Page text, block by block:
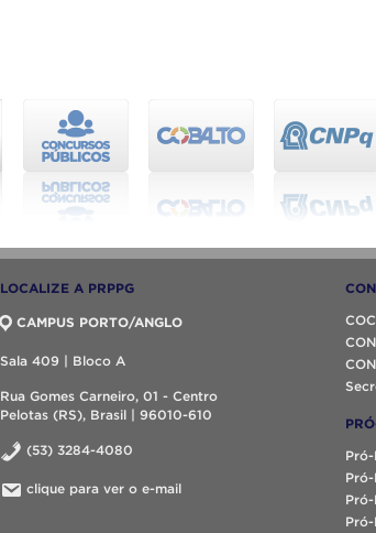
LOCALIZE A PRPPG
CAMPUS PORTO/ANGLO
Sala 409 | Bloco A
Rua Gomes Carneiro, 01 - Centro
Pelotas (RS), Brasil | 96010-610
(53) 3284-4080
clique para ver o e-mail